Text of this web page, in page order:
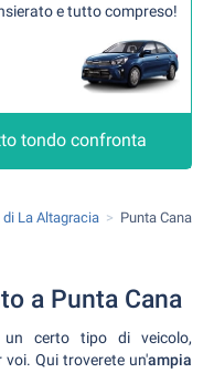
e tutto compreso!
tondo confronta
di La Altagracia Punta Cana
a Punta Cana
certo tipo di veicolo,
Qui troverete un'ampia